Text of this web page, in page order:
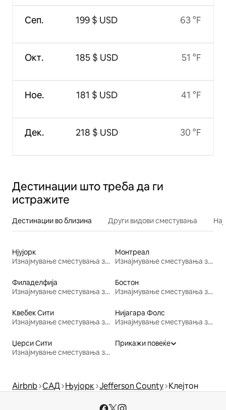
Сеп.
Окт.
Ное.
Дек.
199 $ USD
185 $ USD
181 $ USD
218 $ USD
63 °F
51 °F
41 °F
30 °F
Дестинации што треба да ги
истражите
Дестинации во близина Други видови сместувања
Нјујорк
Изнајмување сместувања за одмор
Монтреал
Изнајмување сместувања за одмор
Филаделфија
Изнајмување сместувања за одмор
Бостон
Изнајмување сместувања за одмор
Квебек Сити
Изнајмување сместувања за одмор
Нијагара Фолс
Изнајмување сместувања за одмор
Џерси Сити
Изнајмување сместувања за одмор
Прикажи повеќе
Airbnb САД Њујорк Jefferson County Клејтон